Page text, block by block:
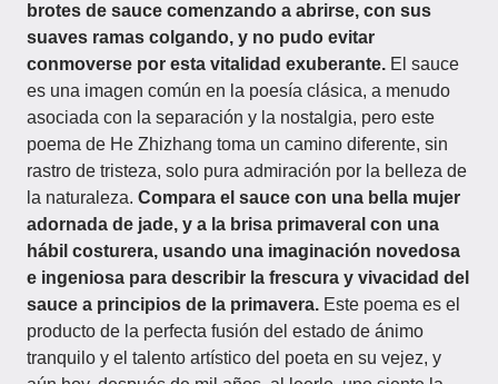
brotes de sauce comenzando a abrirse, con sus
suaves ramas colgando, y no pudo evitar
conmoverse por esta vitalidad exuberante. El sauce
es una imagen común en la poesía clásica, a menudo
asociada con la separación y la nostalgia, pero este
poema de He Zhizhang toma un camino diferente, sin
rastro de tristeza, solo pura admiración por la belleza de
la naturaleza. Compara el sauce con una bella mujer
adornada de jade, y a la brisa primaveral con una
hábil costurera, usando una imaginación novedosa
e ingeniosa para describir la frescura y vivacidad del
sauce a principios de la primavera. Este poema es el
producto de la perfecta fusión del estado de ánimo
tranquilo y el talento artístico del poeta en su vejez, y